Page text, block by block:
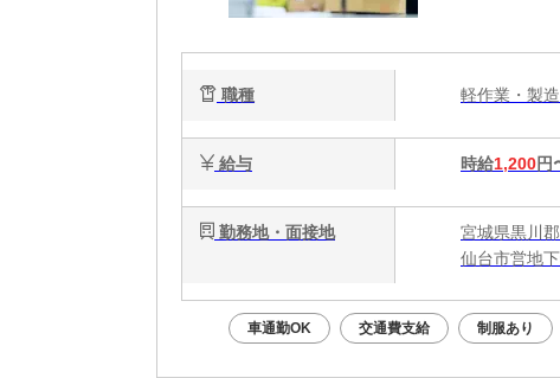
職種 軽作業・製
給与 時給1,200円
勤務地・面接地
宮城県黒川
仙台市営地
車通勤OK 交通費支給 制服あり